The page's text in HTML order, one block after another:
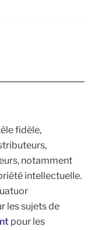
fidèle,
notamment
intellectuelle.
les sujets de
pour les